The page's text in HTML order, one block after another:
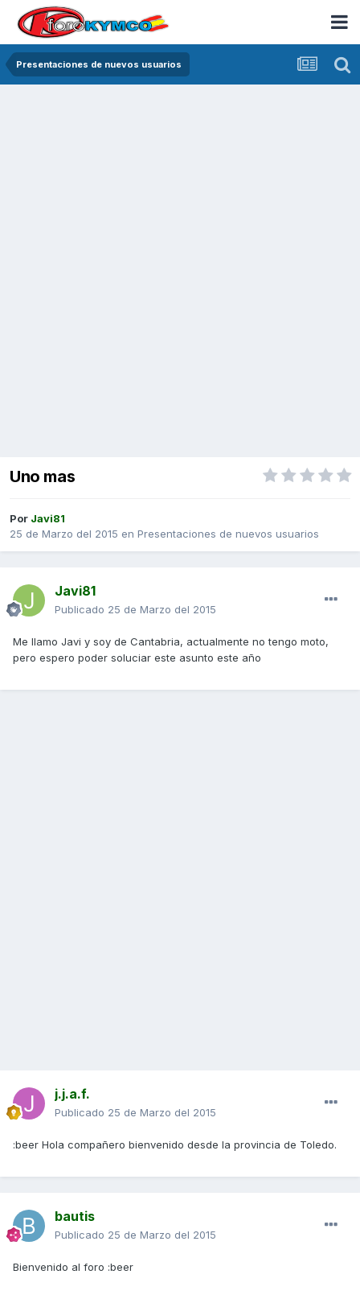
Presentaciones de nuevos usuarios
Uno mas
Por Javi81
25 de Marzo del 2015 en Presentaciones de nuevos usuarios
Javi81
Publicado 25 de Marzo del 2015
Me llamo Javi y soy de Cantabria, actualmente no tengo moto,
pero espero poder soluciar este asunto este año
j.j.a.f.
Publicado 25 de Marzo del 2015
:beer Hola compañero bienvenido desde la provincia de Toledo.
bautis
Publicado 25 de Marzo del 2015
Bienvenido al foro :beer